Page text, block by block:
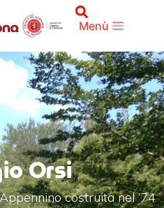
Menù
Orsi
costruita nel ’74